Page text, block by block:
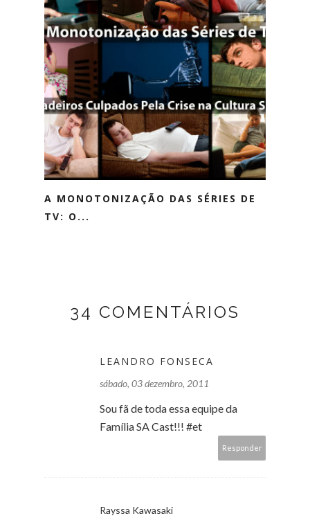
A MONOTONIZAÇÃO DAS SÉRIES DE
TV: O...
34 COMENTÁRIOS
LEANDRO FONSECA
sábado, 03 dezembro, 2011
Sou fã de toda essa equipe da
Família SA Cast!!! #et
Responder
Rayssa Kawasaki